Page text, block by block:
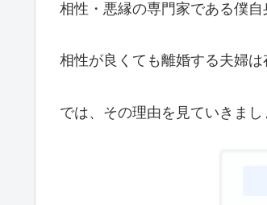
相性・悪縁の専門家である僕自
相性が良くても離婚する夫婦は
では、その理由を見ていきまし